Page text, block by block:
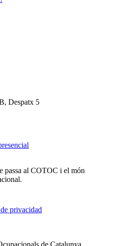
Despatx 5
passa al COTOC i el món
privacidad
de Catalunya